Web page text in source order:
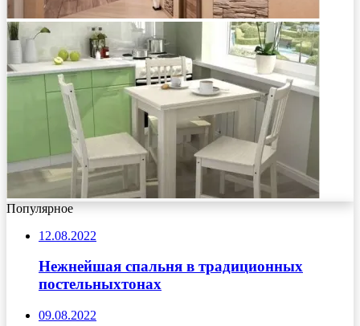
Популярное
12.08.2022
Нежнейшая спальня в традиционных
постельныхтонах
09.08.2022